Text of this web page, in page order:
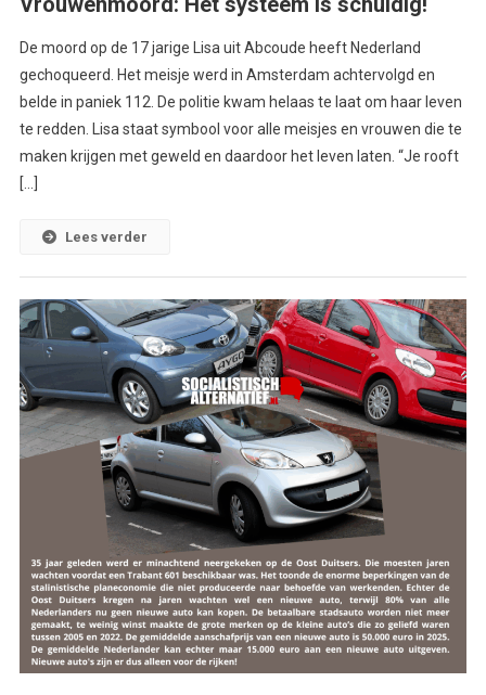
De moord op de 17 jarige Lisa uit Abcoude heeft Nederland
gechoqueerd. Het meisje werd in Amsterdam achtervolgd en
belde in paniek 112. De politie kwam helaas te laat om haar leven
te redden. Lisa staat symbool voor alle meisjes en vrouwen die te
maken krijgen met geweld en daardoor het leven laten. “Je rooft
[…]
Lees verder